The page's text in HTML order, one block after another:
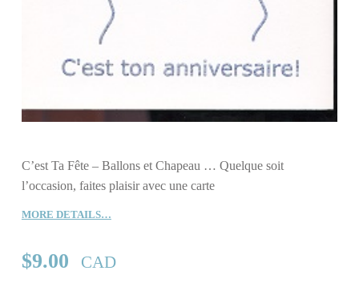
C’est Ta Fête – Ballons et Chapeau … Quelque soit
l’occasion, faites plaisir avec une carte
MORE DETAILS…
$9.00 CAD